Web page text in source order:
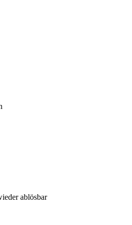
ablösbar